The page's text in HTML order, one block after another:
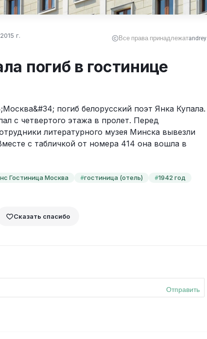
г. Все права принадлежатandrey
погиб в гостинице
погиб белорусский поэт Янка Купала.
с четвертого этажа в пролет. Перед
литературного музея Минска вывезли
с табличкой от номера 414 она вошла в
Гостиница Москва #гостиница (отель) #1942 год
Сказать спасибо
Отправить